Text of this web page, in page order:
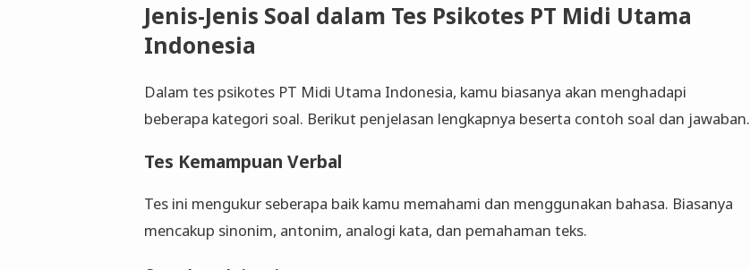
Jenis-Jenis Soal dalam Tes Psikotes PT Midi Utama
Indonesia
Dalam tes psikotes PT Midi Utama Indonesia, kamu biasanya akan menghadapi
beberapa kategori soal. Berikut penjelasan lengkapnya beserta contoh soal dan jawaban.
Tes Kemampuan Verbal
Tes ini mengukur seberapa baik kamu memahami dan menggunakan bahasa. Biasanya
mencakup sinonim, antonim, analogi kata, dan pemahaman teks.